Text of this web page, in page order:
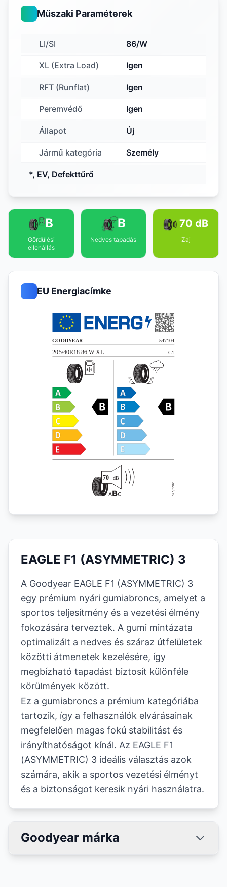
Műszaki Paraméterek
LI/SI 86/W
XL (Extra Load) Igen
RFT (Runflat) Igen
Peremvédő Igen
Állapot Új
Jármű kategória Személy
*, EV, Defekttűrő
B
Gördülési
ellenállás
B
Nedves tapadás
70 dB
Zaj
EU Energiacímke
EAGLE F1 (ASYMMETRIC) 3
A Goodyear EAGLE F1 (ASYMMETRIC) 3
egy prémium nyári gumiabroncs, amelyet a
sportos teljesítmény és a vezetési élmény
fokozására terveztek. A gumi mintázata
optimalizált a nedves és száraz útfelületek
közötti átmenetek kezelésére, így
megbízható tapadást biztosít különféle
körülmények között.
Ez a gumiabroncs a prémium kategóriába
tartozik, így a felhasználók elvárásainak
megfelelően magas fokú stabilitást és
irányíthatóságot kínál. Az EAGLE F1
(ASYMMETRIC) 3 ideális választás azok
számára, akik a sportos vezetési élményt
és a biztonságot keresik nyári használatra.
Goodyear márka